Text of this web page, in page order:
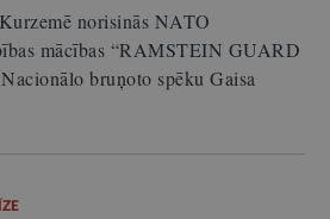
norisinās NATO
mācības “RAMSTEIN GUARD
bruņoto spēku Gaisa